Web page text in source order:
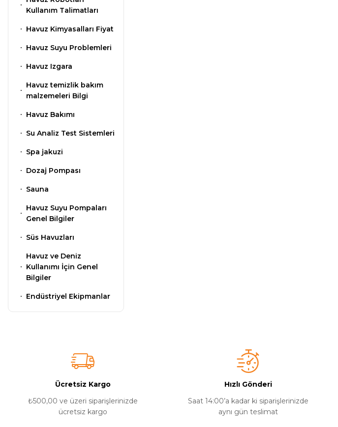
Jenaratörü Hücre Temizleyici
Dalgıç Pompa
Sehpa
Termometreleri
Ekipmanları
Filtre Kumu
Kullanım Talimatları
Havuz Kimyasalları Fiyat
Havuz Suyu Problemleri
Havuz Izgara
Havuz temizlik bakım
malzemeleri Bilgi
Havuz Bakımı
Su Analiz Test Sistemleri
Spa jakuzi
Dozaj Pompası
Sauna
Havuz Suyu Pompaları
Genel Bilgiler
Süs Havuzları
Havuz ve Deniz
Kullanımı İçin Genel
Bilgiler
Endüstriyel Ekipmanlar
Ücretsiz Kargo
₺500,00 ve üzeri siparişlerinizde
ücretsiz kargo
Hızlı Gönderi
Saat 14:00’a kadar ki siparişlerinizde
aynı gün teslimat